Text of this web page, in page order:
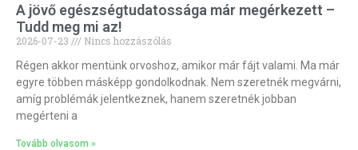
A jövő egészségtudatossága már megérkezett –
Tudd meg mi az!
2026-07-23
Nincs hozzászólás
Régen akkor mentünk orvoshoz, amikor már fájt valami. Ma már
egyre többen másképp gondolkodnak. Nem szeretnék megvárni,
amíg problémák jelentkeznek, hanem szeretnék jobban
megérteni a
Tovább olvasom »